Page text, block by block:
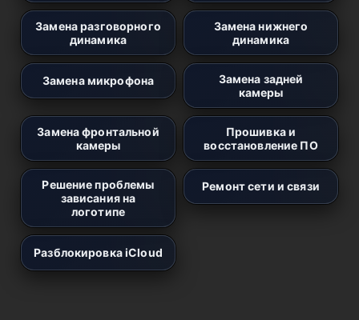
Замена разговорного
динамика
Замена нижнего
динамика
Замена микрофона
Замена задней
камеры
Замена фронтальной
камеры
Прошивка и
восстановление ПО
Решение проблемы
зависания на
логотипе
Ремонт сети и связи
Разблокировка iCloud